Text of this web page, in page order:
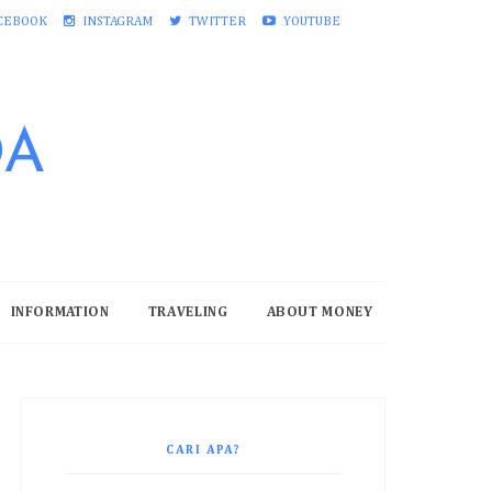
INSTAGRAM TWITTER YOUTUBE
INFORMATION TRAVELING ABOUT MONEY
CARI APA?